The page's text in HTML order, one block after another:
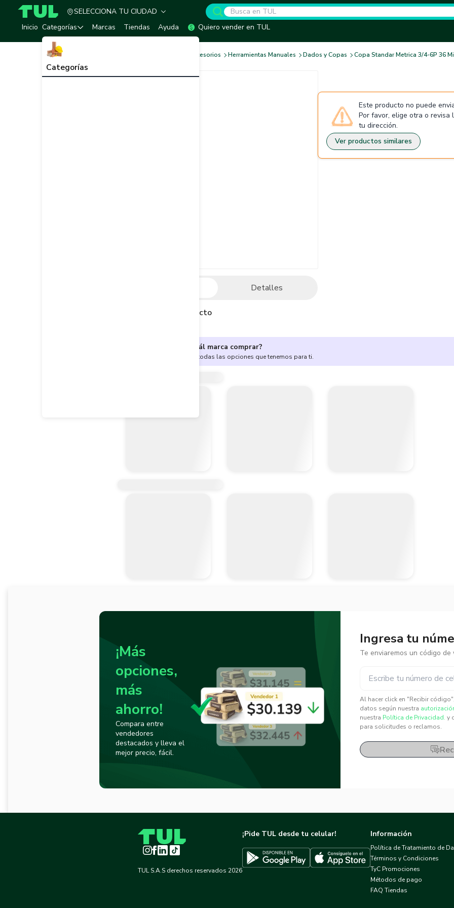
TUL - Tu Marketplace de Construcción
SELECCIONA TU CIUDAD
Inicio Categorías
Categorías
Marcas Tiendas Ayuda Quiero vender en TUL
Herramientas, Equipos y Accesorios Herramientas Manuales Dados y Copas Copa Standar Metrica 3/4-6P 36
Detalles
Descripción del producto
Este producto no puede
Por favor, elige otra o revisa
tu dirección.
Ver productos similares
¿No sabes cuál marca comprar?
Encuentra aquí todas las opciones que tenemos para ti.
¡Más
opciones,
más
ahorro!
Compara entre
vendedores
destacados y lleva el
mejor precio, fácil.
Ingresa tu
Te enviaremos un código de
Al hacer click en "Recibir
datos según nuestra
nuestra Política de Privacidad. y
para solicitudes o reclamos.
Instagram
Facebook
LinkedInTikTok
TUL S.A.S derechos reservados 2026
¡Pide TUL desde tu celular!
Descargar TUL en Google PlayDescargar TUL en App Store
Información
Política de Tratamiento de
Términos y Condiciones
TyC Promociones
Métodos de pago
FAQ Tiendas